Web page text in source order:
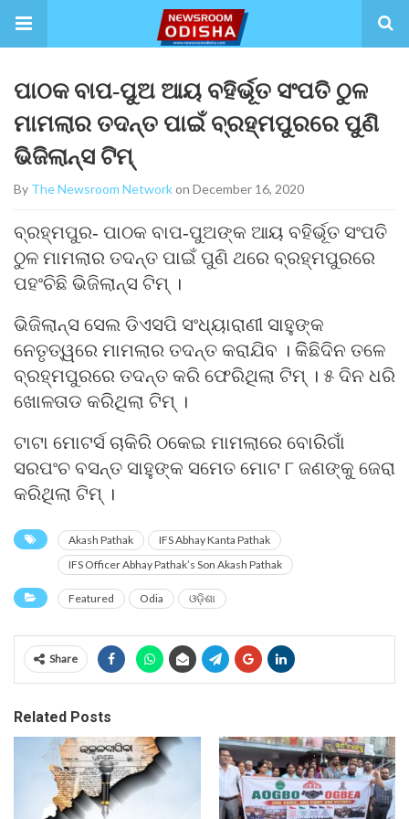
ପାଠକ ବାପ-ପୁଅ ଆୟ ବହିର୍ଭୂତ ସଂପତି ଠୁଳ
ମାମଲାର ତଦନ୍ତ ପାଇଁ ବ୍ରହ୍ମପୁରରେ ପୁଣି
ଭିଜିଲାନ୍ସ ଟିମ୍
By The Newsroom Networkon December 16, 2020
ବ୍ରହ୍ମପୁର- ପାଠକ ବାପ-ପୁଅଙ୍କ ଆୟ ବହିର୍ଭୂତ ସଂପତି
ଠୁଳ ମାମଲାର ତଦନ୍ତ ପାଇଁ ପୁଣି ଥରେ ବ୍ରହ୍ମପୁରରେ
ପହଂଚିଛି ଭିଜିଲାନ୍ସ ଟିମ୍ ।
ଭିଜିଲାନ୍ସ ସେଲ ଡିଏସପି ସଂଧ୍ୟାରାଣୀ ସାହୁଙ୍କ
ନେତୃତ୍ୱରେ ମାମଲାର ତଦନ୍ତ କରାଯିବ । କିିଛିଦିନ ତଳେ
ବ୍ରହ୍ମପୁରରେ ତଦନ୍ତ କରି ଫେରିଥିଲା ଟିମ୍ । ୫ ଦିନ ଧରି
ଖୋଳତାଡ କରିଥିଲା ଟିମ୍ ।
ଟାଟା ମୋଟର୍ସ ଚାକିରି ଠକେଇ ମାମଲାରେ ବୋରିଗାଁ
ସରପଂଚ ବସନ୍ତ ସାହୁଙ୍କ ସମେତ ମୋଟ ୮ ଜଣଙ୍କୁ ଜେରା
କରିଥିଲା ଟିମ୍ ।
Akash Pathak
IFS Abhay Kanta Pathak
IFS Officer Abhay Pathak’s Son Akash Pathak
Featured Odia ଓଡ଼ିଶା
Share
Related Posts